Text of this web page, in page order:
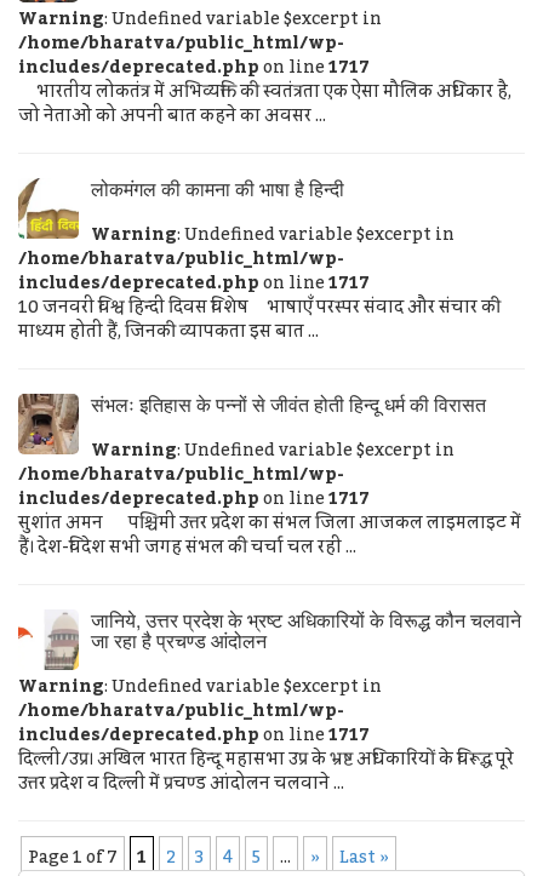
Warning: Undefined variable $excerpt in
/home/bharatva/public_html/wp-
includes/deprecated.phpon line1717
भारतीय लोकतंत्र में अभिव्यक्ति की स्वतंत्रता एक ऐसा मौलिक अधिकार है,
जो नेताओं को अपनी बात कहने का अवसर ...
लोकमंगल की कामना की भाषा है हिन्दी
Warning: Undefined variable $excerpt in
/home/bharatva/public_html/wp-
includes/deprecated.phpon line1717
10 जनवरी विश्व हिन्दी दिवस विशेष भाषाएँ परस्पर संवाद और संचार की
माध्यम होती हैं, जिनकी व्यापकता इस बात ...
संभलः इतिहास के पन्नों से जीवंत होती हिन्दू धर्म की विरासत
Warning: Undefined variable $excerpt in
/home/bharatva/public_html/wp-
includes/deprecated.phpon line1717
सुशांत अमन पश्चिमी उत्तर प्रदेश का संभल जिला आजकल लाइमलाइट में
हैं। देश-विदेश सभी जगह संभल की चर्चा चल रही ...
जानिये, उत्तर प्रदेश के भ्रष्ट अधिकारियों के विरूद्ध कौन चलवाने
जा रहा है प्रचण्ड आंदोलन
Warning: Undefined variable $excerpt in
/home/bharatva/public_html/wp-
includes/deprecated.phpon line1717
दिल्ली/उप्र। अखिल भारत हिन्दू महासभा उप्र के भ्रष्ट अधिकारियों के विरूद्ध पूरे
उत्तर प्रदेश व दिल्ली में प्रचण्ड आंदोलन चलवाने ...
Page 1 of 7 1 2 3 4 5 ... » Last »